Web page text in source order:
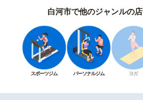
白河市で他のジャンルの
スポーツジム パーソナルジム ヨガ